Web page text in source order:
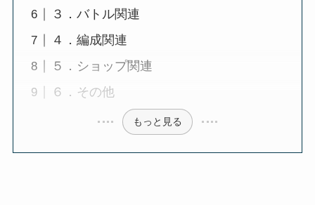
３．バトル関連
４．編成関連
５．ショップ関連
６．その他
もっと見る